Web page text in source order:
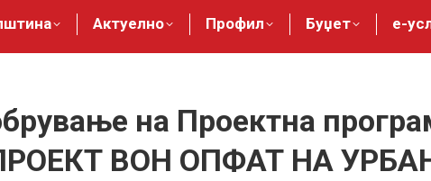
Актуелно Профил Буџет е-
на Проектна
ВОН ОПФАТ НА